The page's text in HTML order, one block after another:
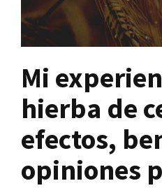
Mi
hierba de
efectos,
opiniones